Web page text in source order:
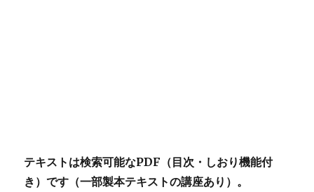
テキストは検索可能なPDF（目次・しおり機能付
き）です（一部製本テキストの講座あり）。